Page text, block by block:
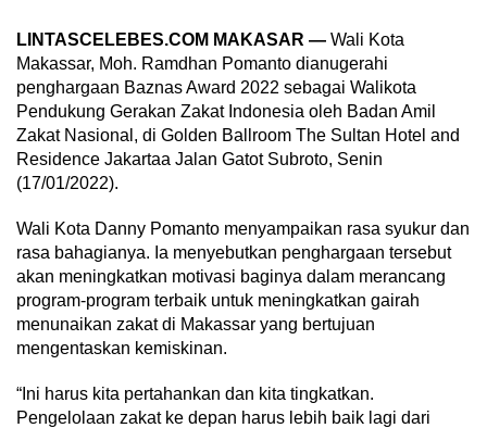
LINTASCELEBES.COM MAKASAR — Wali Kota
Makassar, Moh. Ramdhan Pomanto dianugerahi
penghargaan Baznas Award 2022 sebagai Walikota
Pendukung Gerakan Zakat Indonesia oleh Badan Amil
Zakat Nasional, di Golden Ballroom The Sultan Hotel and
Residence Jakartaa Jalan Gatot Subroto, Senin
(17/01/2022).
Wali Kota Danny Pomanto menyampaikan rasa syukur dan
rasa bahagianya. Ia menyebutkan penghargaan tersebut
akan meningkatkan motivasi baginya dalam merancang
program-program terbaik untuk meningkatkan gairah
menunaikan zakat di Makassar yang bertujuan
mengentaskan kemiskinan.
“Ini harus kita pertahankan dan kita tingkatkan.
Pengelolaan zakat ke depan harus lebih baik lagi dari